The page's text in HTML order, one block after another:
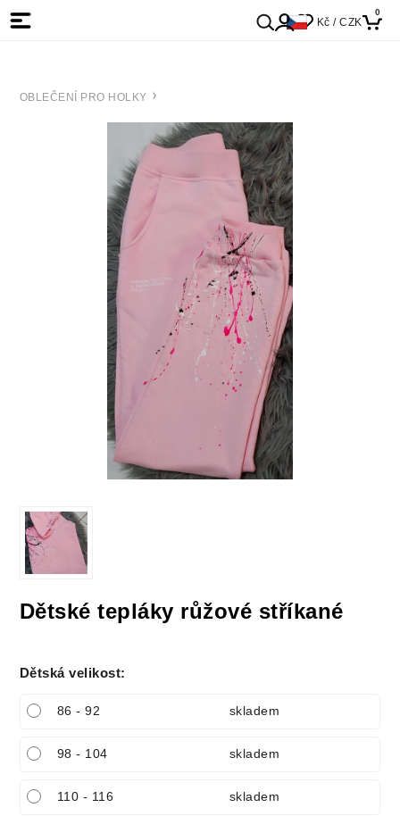
Kč / CZK
0
OBLEČENÍ PRO HOLKY
Dětské tepláky růžové stříkané
Dětská velikost:
86 - 92 skladem
98 - 104 skladem
110 - 116 skladem